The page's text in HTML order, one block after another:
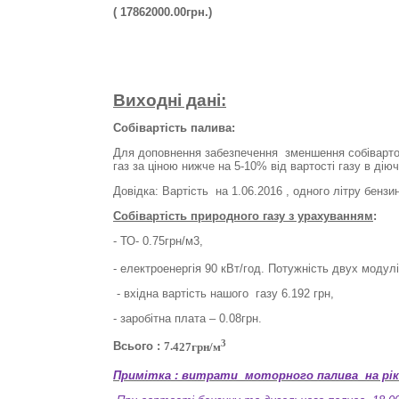
( 17862000.00грн.)
Виходні дані:
Собівартість палива:
Для доповнення забезпечення зменшення
газ за ціною нижче на 5-10% від вартості газу в
Довідка: Вартість
на 1.06.2016 , одного літру
Собівартість природного газу з урахуванням:
- ТО- 0.75грн/м3,
- електроенергія 90 кВт/год. Потужність двух
- вхіднавартість нашого газу 6.192 грн,
- заробітна плата – 0.08грн.
Всього : 7.427грн/м3
Примітка : витрати моторного палива на